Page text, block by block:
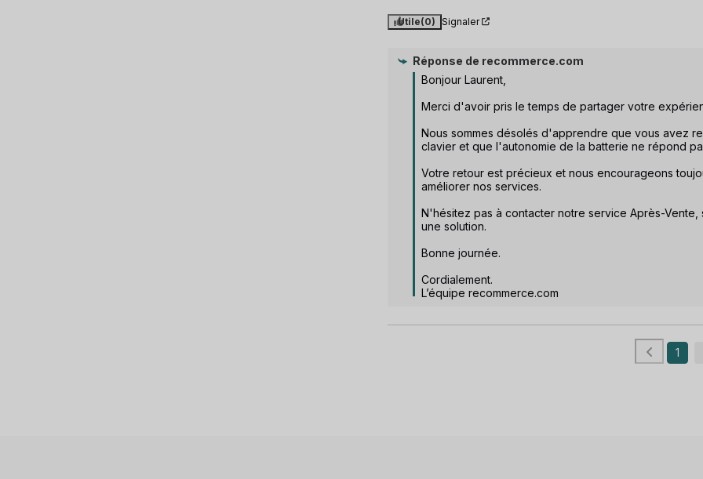
Utile(0) Signaler
Réponse de recommerce.com
Bonjour Laurent,
Merci d'avoir pris le temps de partager votre
Nous sommes désolés d'apprendre que vous avez
clavier et que l'autonomie de la batterie ne répond
Votre retour est précieux et nous encourageons
améliorer nos services.
N'hésitez pas à contacter notre service Après-
une solution.
Bonne journée.
Cordialement.
L’équipe recommerce.com
1